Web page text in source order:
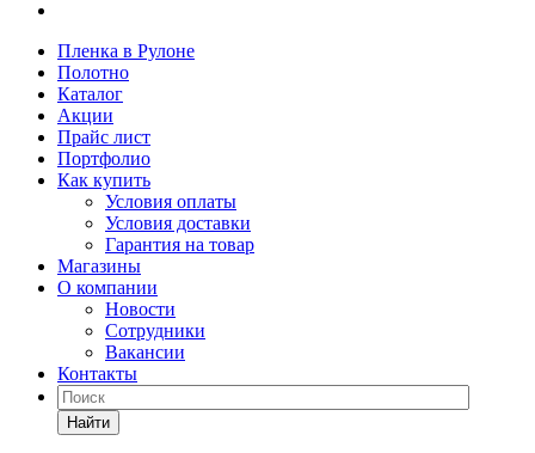
Пленка в Рулоне
Полотно
Каталог
Акции
Прайс лист
Портфолио
Как купить
Условия оплаты
Условия доставки
Гарантия на товар
Магазины
О компании
Новости
Сотрудники
Вакансии
Контакты
Найти